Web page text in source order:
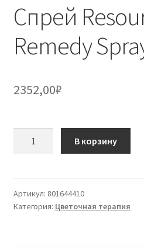
Спрей
Remedy
2352,00₽
Remedy
Spray
В корзину
Артикул: 801644410
Категория: Цветочная терапия